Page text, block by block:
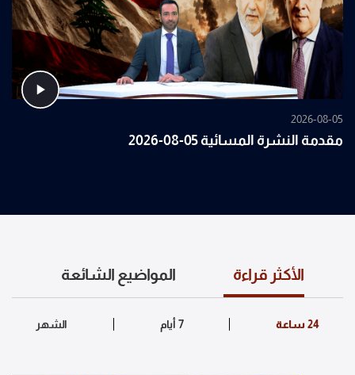
2026-08-05
مقدمة النشرة المسائية 05-08-2026
الأكثر قراءة المواضيع الشائعة